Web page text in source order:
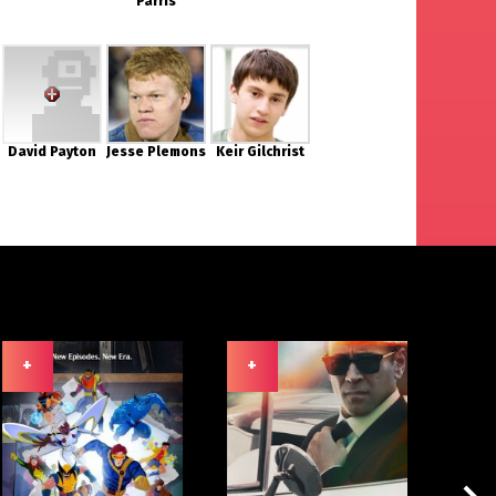
David Payton Jesse Plemons Keir Gilchrist
+ +